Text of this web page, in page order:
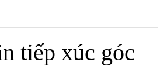
tiếp xúc góc